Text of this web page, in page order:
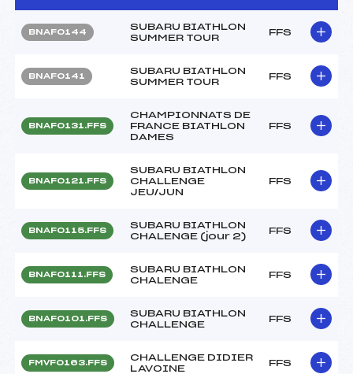
BNAF0144
SUBARU BIATHLON
SUMMER TOUR
FFS
BNAF0141
SUBARU BIATHLON
SUMMER TOUR
FFS
BNAF0131.FFS
CHAMPIONNATS DE
FRANCE BIATHLON
DAMES
FFS
BNAF0121.FFS
SUBARU BIATHLON
CHALLENGE
JEU/JUN
FFS
BNAF0115.FFS
SUBARU BIATHLON
CHALENGE (jour 2)
FFS
BNAF0111.FFS
SUBARU BIATHLON
CHALENGE
FFS
BNAF0101.FFS
SUBARU BIATHLON
CHALLENGE
FFS
FMVF0163.FFS
CHALLENGE DIDIER
LAVOINE
FFS